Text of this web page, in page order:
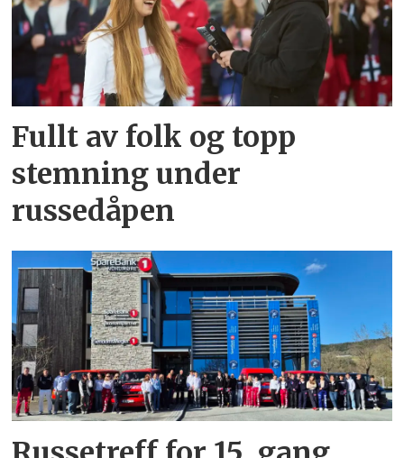
Fullt av folk og topp
stemning under
russedåpen